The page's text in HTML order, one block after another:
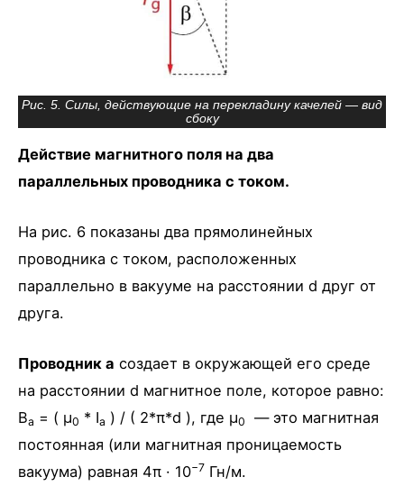
Рис. 5. Силы, действующие на перекладину качелей — вид
сбоку
Действие магнитного поля на два
параллельных проводника с током.
На рис. 6 показаны два прямолинейных
проводника с током, расположенных
параллельно в вакууме на расстоянии d друг от
друга.
Проводник a создает в окружающей его среде
на расстоянии d магнитное поле, которое равно:
Ba = ( μ0 * Ia ) / ( 2*π*d ), где μ0
— это магнитная
постоянная (или магнитная проницаемость
вакуума) равная 4π · 10−7 Гн/м.